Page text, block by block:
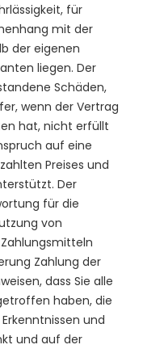
für
mit der
der eigenen
liegen. Der
Schäden,
wenn der Vertrag
hat, nicht erfüllt
auf eine
Preises und
Der
für die
von
Zahlung der
dass Sie alle
haben, die
und
und auf der